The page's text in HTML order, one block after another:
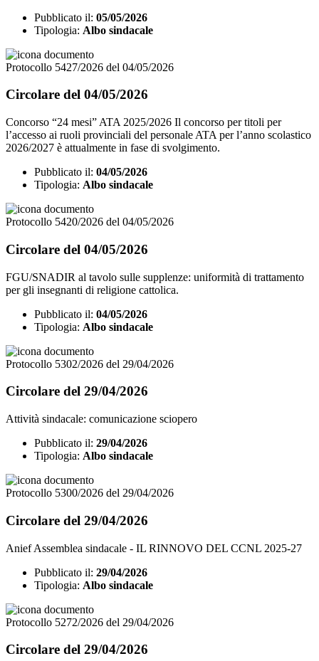
Pubblicato il: 05/05/2026
Tipologia: Albo sindacale
Protocollo 5427/2026 del 04/05/2026
Circolare del 04/05/2026
Concorso “24 mesi” ATA 2025/2026 Il concorso per titoli per
l’accesso ai ruoli provinciali del personale ATA per l’anno scolastico
2026/2027 è attualmente in fase di svolgimento.
Pubblicato il: 04/05/2026
Tipologia: Albo sindacale
Protocollo 5420/2026 del 04/05/2026
Circolare del 04/05/2026
FGU/SNADIR al tavolo sulle supplenze: uniformità di trattamento
per gli insegnanti di religione cattolica.
Pubblicato il: 04/05/2026
Tipologia: Albo sindacale
Protocollo 5302/2026 del 29/04/2026
Circolare del 29/04/2026
Attività sindacale: comunicazione sciopero
Pubblicato il: 29/04/2026
Tipologia: Albo sindacale
Protocollo 5300/2026 del 29/04/2026
Circolare del 29/04/2026
Anief Assemblea sindacale - IL RINNOVO DEL CCNL 2025-27
Pubblicato il: 29/04/2026
Tipologia: Albo sindacale
Protocollo 5272/2026 del 29/04/2026
Circolare del 29/04/2026